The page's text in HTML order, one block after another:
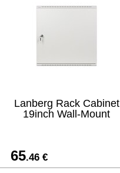
Lanberg Rack Cabinet
19inch Wall-Mount
65.46 €